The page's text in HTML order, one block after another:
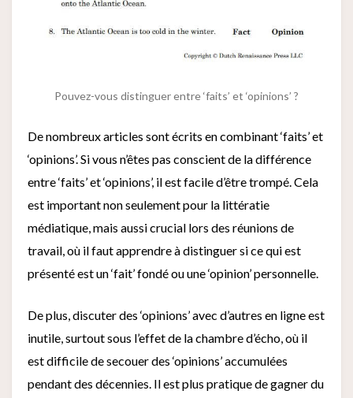
Pouvez-vous distinguer entre ‘faits’ et ‘opinions’ ?
De nombreux articles sont écrits en combinant ‘faits’ et
‘opinions’. Si vous n’êtes pas conscient de la différence
entre ‘faits’ et ‘opinions’, il est facile d’être trompé. Cela
est important non seulement pour la littératie
médiatique, mais aussi crucial lors des réunions de
travail, où il faut apprendre à distinguer si ce qui est
présenté est un ‘fait’ fondé ou une ‘opinion’ personnelle.
De plus, discuter des ‘opinions’ avec d’autres en ligne est
inutile, surtout sous l’effet de la chambre d’écho, où il
est difficile de secouer des ‘opinions’ accumulées
pendant des décennies. Il est plus pratique de gagner du